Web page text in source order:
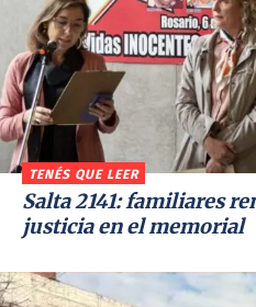
TENÉS QUE LEER
Salta 2141: familiares
justicia en el memorial